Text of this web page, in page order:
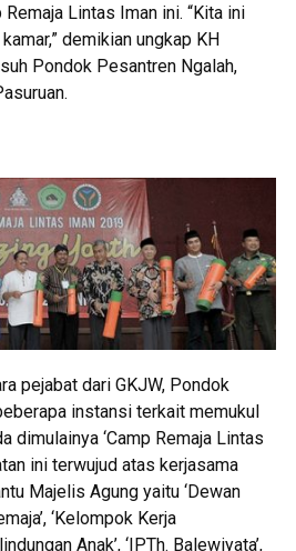
Remaja Lintas Iman ini. “Kita ini
demikian ungkap KH
Pondok Pesantren Ngalah,
pejabat dari GKJW, Pondok
instansi terkait memukul
dimulainya ‘Camp Remaja Lintas
ini terwujud atas kerjasama
Majelis Agung yaitu ‘Dewan
‘Kelompok Kerja
Anak’, ‘IPTh. Balewiyata’,